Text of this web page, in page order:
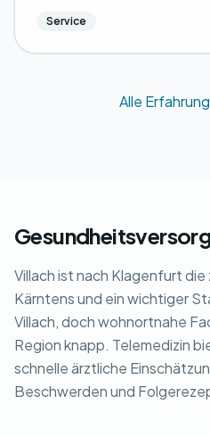
Service
Alle
Villach ist nach Klagenfurt
Kärntens und ein wichtiger
Villach, doch wohnortnahe
Region knapp. Telemedizin
schnelle ärztliche
Beschwerden und